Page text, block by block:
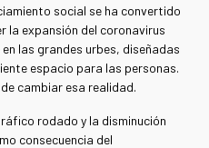
social se ha convertido
la expansión del coronavirus
las grandes urbes, diseñadas
espacio para las personas.
cambiar esa realidad.
rodado y la disminución
consecuencia del